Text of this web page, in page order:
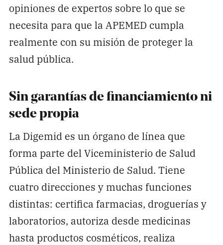
opiniones de expertos sobre lo que se
necesita para que la APEMED cumpla
realmente con su misión de proteger la
salud pública.
Sin garantías de financiamiento ni
sede propia
La Digemid es un órgano de línea que
forma parte del Viceministerio de Salud
Pública del Ministerio de Salud. Tiene
cuatro direcciones y muchas funciones
distintas: certifica farmacias, droguerías y
laboratorios, autoriza desde medicinas
hasta productos cosméticos, realiza